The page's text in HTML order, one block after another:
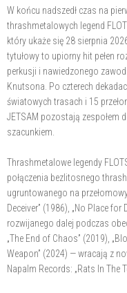
W końcu nadszedł czas na
thrashmetalowych legend
który ukaże się 28 sierpnia
tytułowy to upiorny hit pełen
perkusji i nawiedzonego
Knutsona. Po czterech
światowych trasach i 15
JETSAM pozostają zespołem
szacunkiem.
Thrashmetalowe legendy
połączenia bezlitosnego
ugruntowanego na
Deceiver” (1986), „No Place for
rozwijanego dalej podczas
„The End of Chaos” (2019),
Weapon” (2024) — wracają z
Napalm Records: „Rats In The